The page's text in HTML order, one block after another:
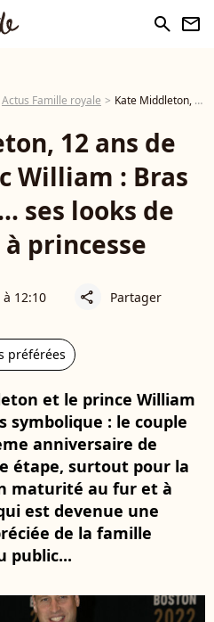
search newsletter
Actus Famille royale Kate Middleton, 12 ans de mariage avec William : Bras nus, frange... ses looks de duchesse à princesse
12 ans de
William : Bras
ses looks de
princesse
12:10 share Partager
préférées
et le prince William
symbolique : le couple
anniversaire de
étape, surtout pour la
maturité au fur et à
est devenue une
de la famille
public...